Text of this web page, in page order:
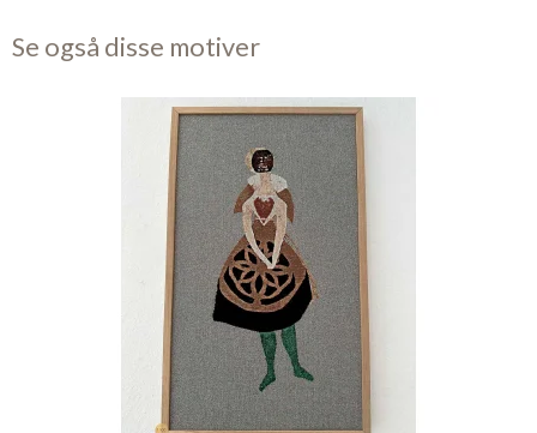
Se også disse motiver